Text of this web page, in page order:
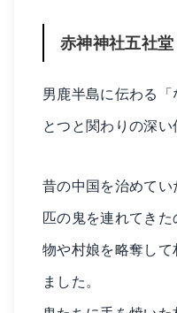
赤神神社五社堂
男鹿半島に伝わる
とつと関わりの深い
昔の中国を治めて
匹の鬼を連れてき
物や村娘を略奪し
ました。